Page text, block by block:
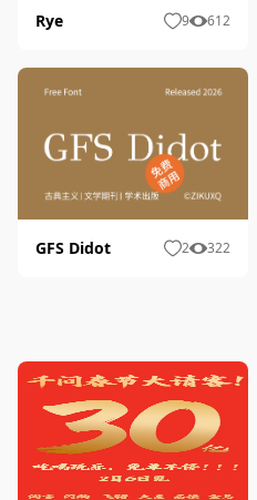
Rye 9 612
GFS Didot 2 322